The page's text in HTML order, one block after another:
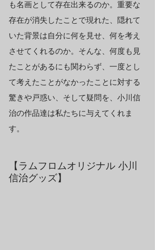
も名画として存在出来るのか。重要な
存在が消失したことで現れた、隠れて
いた背景は自分に何を見せ、何を考え
させてくれるのか。そんな、何度も見
たことがあるにも関わらず、一度とし
て考えたことがなかったことに対する
驚きや戸惑い、そして疑問を、小川信
治の作品達は私たちに与えてくれま
す。
【ラムフロムオリジナル 小川
信治グッズ】